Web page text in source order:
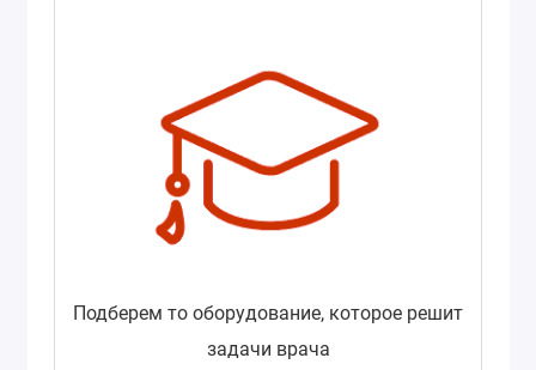
Подберем то оборудование, которое решит
задачи врача